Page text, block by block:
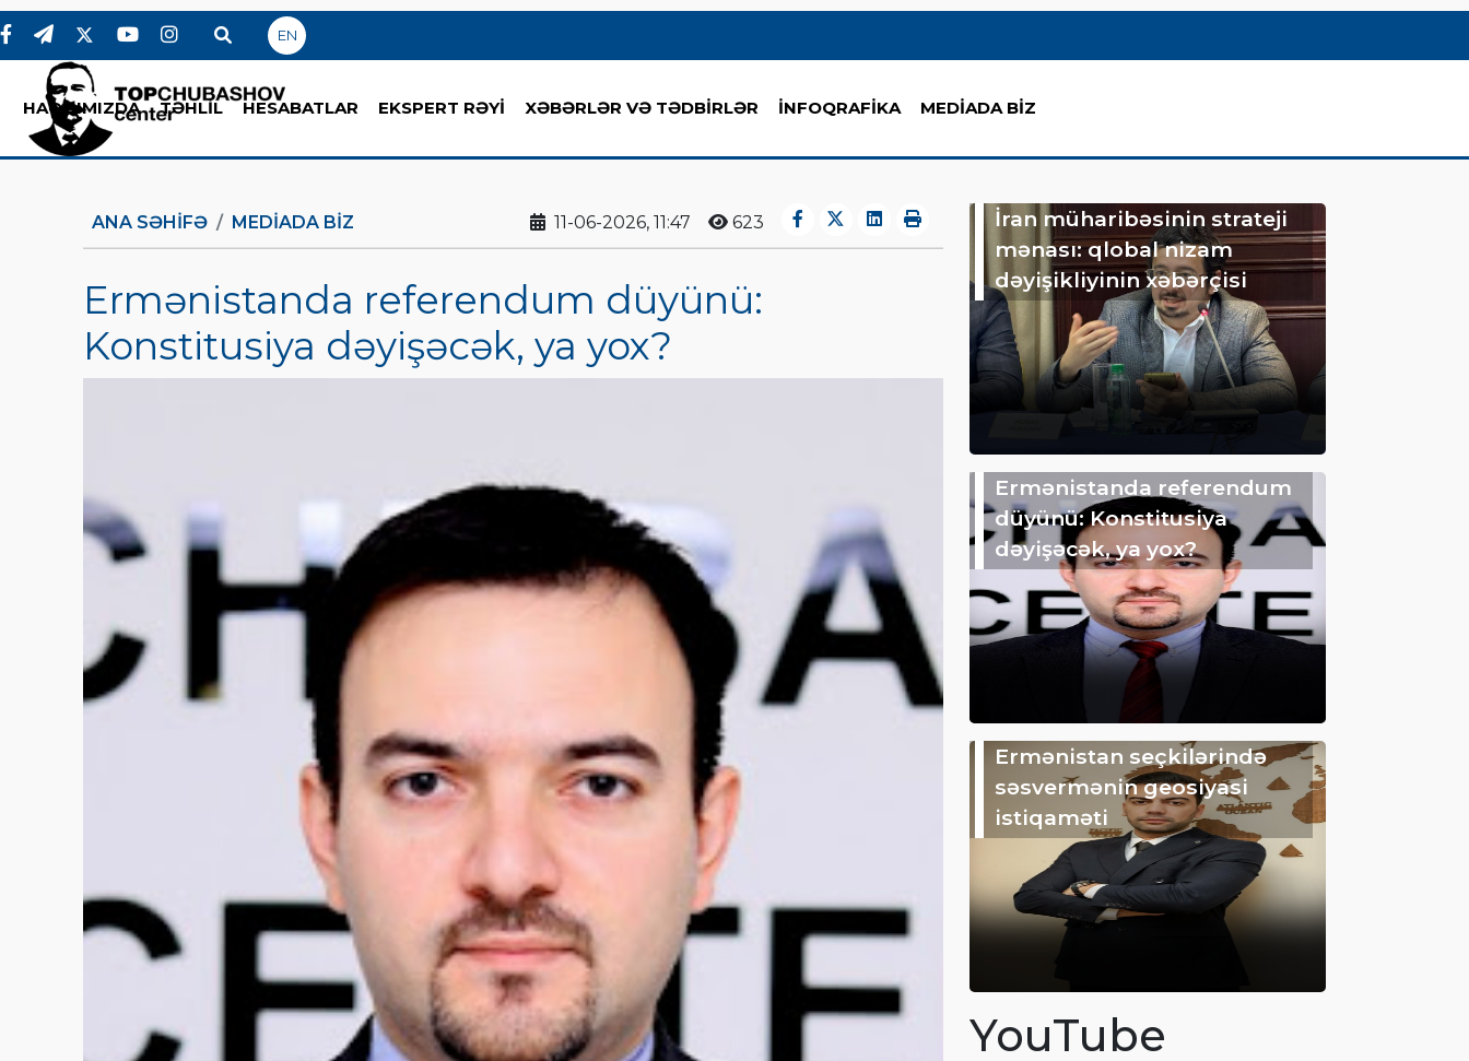
EN
HAQQIMIZDA TƏHLİL HESABATLAR EKSPERT RƏYİ XƏBƏRLƏR VƏ TƏDBİRLƏR İNFOQRAFİKA MEDİADA BİZ
ANA SƏHIFƏ MEDİADA BİZ 11-06-2026, 11:47 623
Ermənistanda referendum düyünü:
Konstitusiya dəyişəcək, ya yox?
İran müharibəsinin strateji
mənası: qlobal nizam
dəyişikliyinin xəbərçisi
Ermənistanda referendum
düyünü: Konstitusiya
dəyişəcək, ya yox?
Ermənistan seçkilərində
səsvermənin geosiyasi
istiqaməti
YouTube